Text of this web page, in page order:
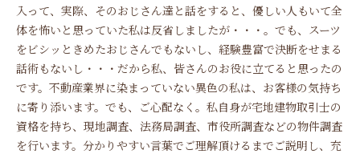
入って、実際、そのおじさん達と話をすると、優しい人もいて全
体を怖いと思っていた私は反省しましたが・・・。 でも、スーツ
をビシッときめたおじさんでもないし、経験豊富で決断をせまる
話術もないし・・・だから私、皆さんのお役に立てると思ったの
です。 不動産業界に染まっていない異色の私は、お客様の気持ち
に寄り添います。 でも、ご心配なく。私自身が宅地建物取引士の
資格を持ち、現地調査、法務局調査、市役所調査などの物件調査
を行います。分かりやすい言葉でご理解頂けるまでご説明し、充